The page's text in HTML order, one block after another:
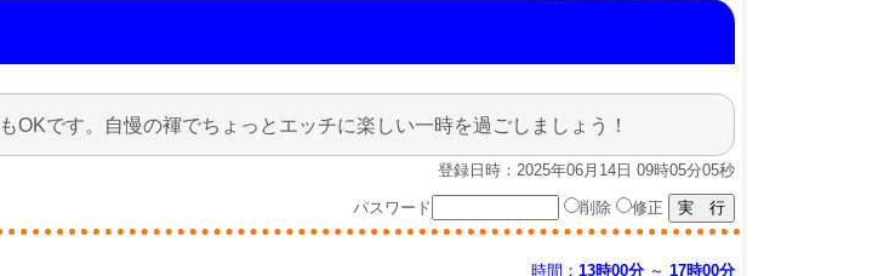
OKです。自慢の褌でちょっとエッチに楽しい一時を過ごしましょう！
登録日時：2025年06月14日 09時05分05秒
パスワード
削除 修正
時間： 13時00分～ 17時00分